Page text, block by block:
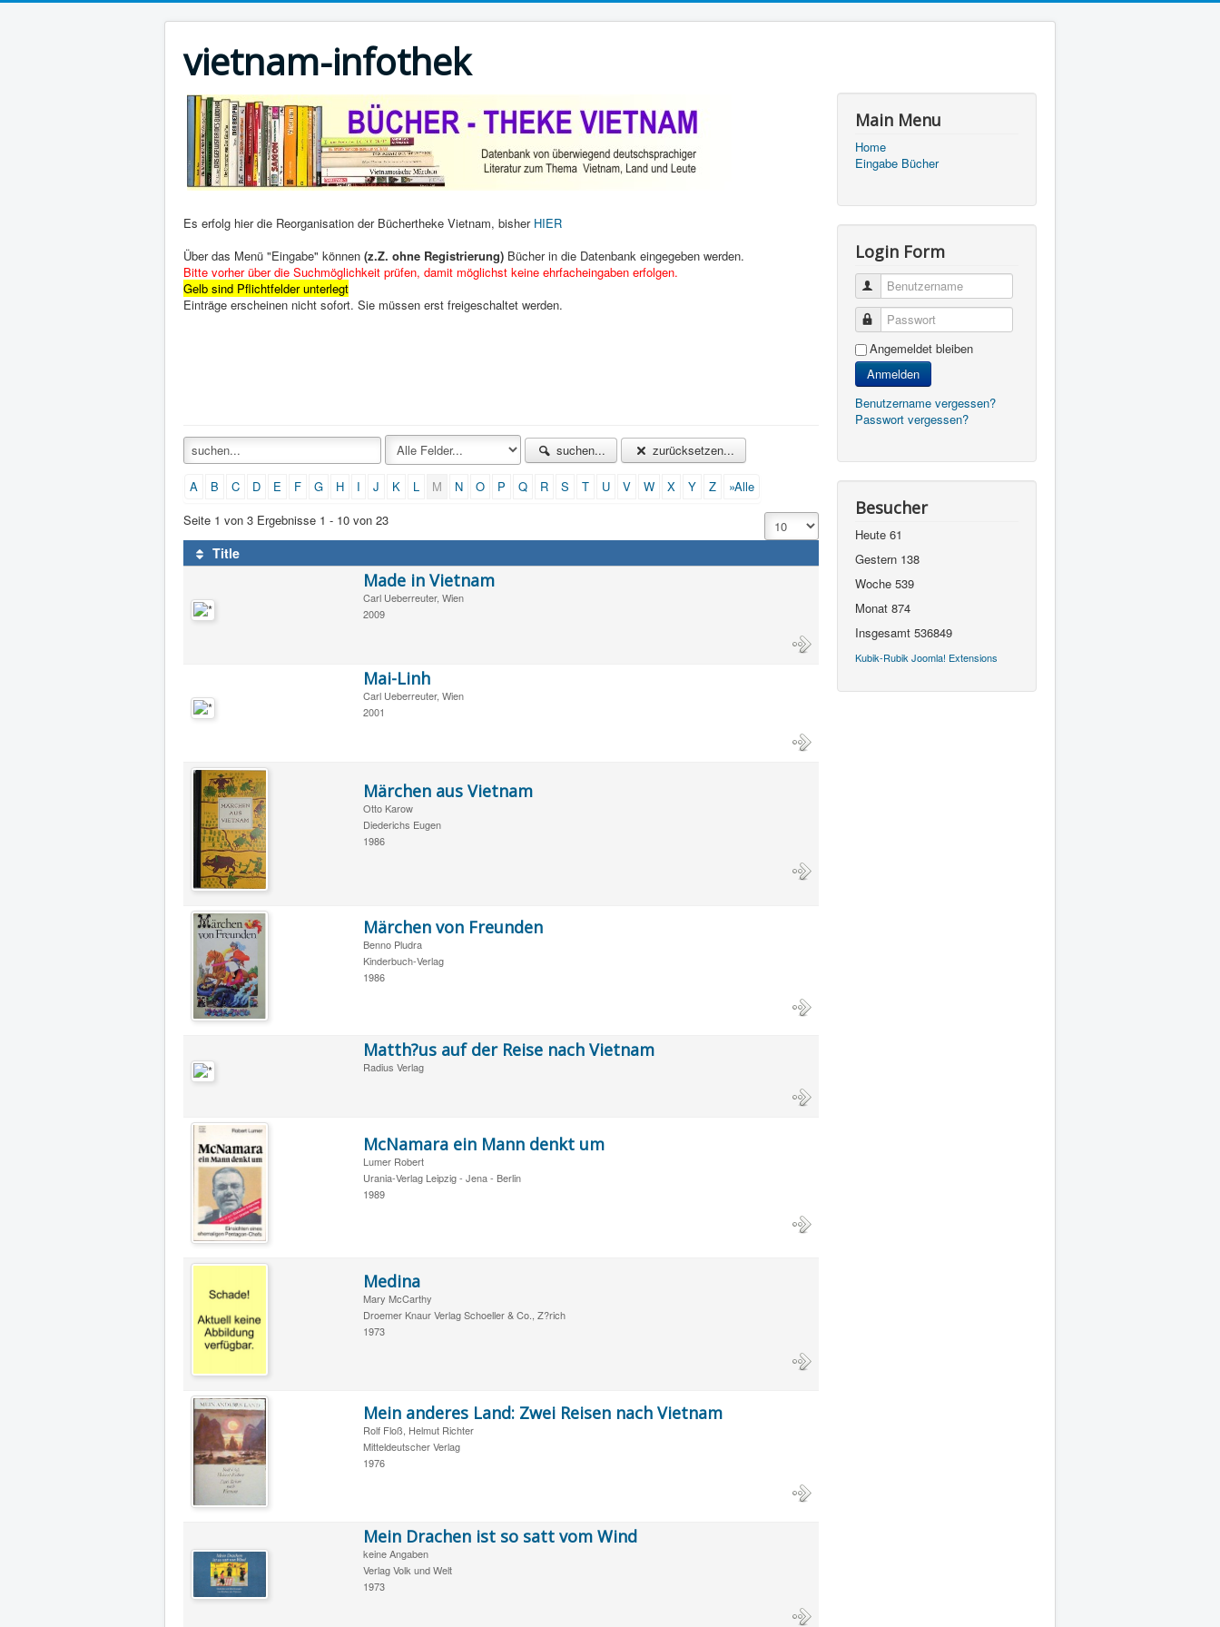
vietnam-infothek
Es erfolg hier die Reorganisation der Büchertheke Vietnam, bisher HIER
Über das Menü "Eingabe" können (z.Z. ohne Registrierung) Bücher in die Datenbank eingegeben werden.
Bitte vorher über die Suchmöglichkeit prüfen, damit möglichst keine ehrfacheingaben erfolgen.
Gelb sind Pflichtfelder unterlegt
Einträge erscheinen nicht sofort. Sie müssen erst freigeschaltet werden.
suchen... zurücksetzen...
A B C D E F G H I J K L M N O P Q R S T U V W X Y Z
»Alle
Seite 1 von 3 Ergebnisse 1 - 10 von 23
Title
Made in Vietnam
Carl Ueberreuter, Wien
2009
Mai-Linh
Carl Ueberreuter, Wien
2001
Märchen aus Vietnam
Otto Karow
Diederichs Eugen
1986
Märchen von Freunden
Benno Pludra
Kinderbuch-Verlag
1986
Matth?us auf der Reise nach Vietnam
Radius Verlag
McNamara ein Mann denkt um
Lumer Robert
Urania-Verlag Leipzig - Jena - Berlin
1989
Medina
Mary McCarthy
Droemer Knaur Verlag Schoeller & Co., Z?rich
1973
Mein anderes Land: Zwei Reisen nach Vietnam
Rolf Floß, Helmut Richter
Mitteldeutscher Verlag
1976
Mein Drachen ist so satt vom Wind
keine Angaben
Verlag Volk und Welt
1973
Main Menu
Home
Eingabe Bücher
Login Form
Benutzername
Passwort
Angemeldet bleiben
Anmelden
Benutzername vergessen?
Passwort vergessen?
Besucher
Heute 61
Gestern 138
Woche 539
Monat 874
Insgesamt 536849
Kubik-Rubik Joomla! Extensions